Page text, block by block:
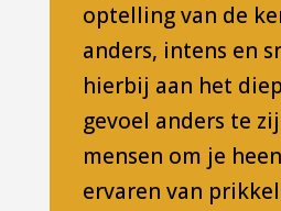
optelling van de
anders, intens en
hierbij aan het
gevoel anders te
mensen om je
ervaren van